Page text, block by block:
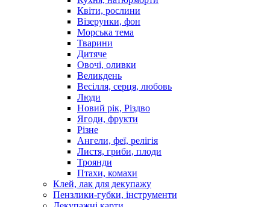
Квіти, рослини
Візерунки, фон
Морська тема
Тварини
Дитяче
Овочі, оливки
Великдень
Весілля, серця, любовь
Люди
Новий рік, Різдво
Ягоди, фрукти
Різне
Ангели, феї, релігія
Листя, гриби, плоди
Троянди
Птахи, комахи
Клей, лак для декупажу
Пензлики-губки, інструменти